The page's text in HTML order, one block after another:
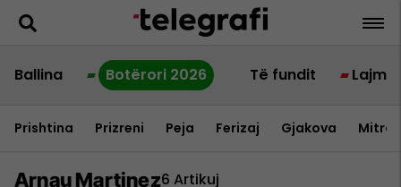
Ballina Botërori 2026 Të fundit Lajme
Prishtina Prizreni Peja Ferizaj Gjakova
Arnau Martinez6 Artikuj